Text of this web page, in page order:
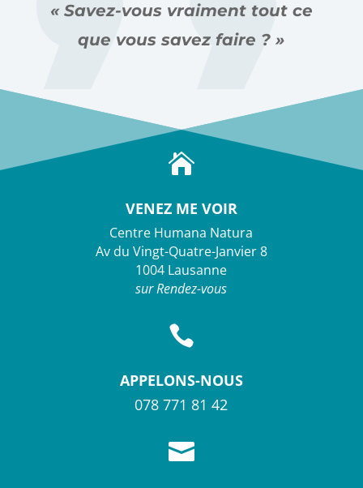
« Savez-vous vraiment tout ce
que vous savez faire ? »

VENEZ ME VOIR
Centre Humana Natura
Av du Vingt-Quatre-Janvier 8
1004 Lausanne
sur Rendez-vous

APPELONS-NOUS
078 771 81 42
